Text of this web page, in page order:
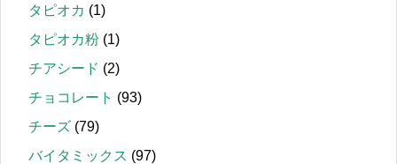
タピオカ (1)
タピオカ粉 (1)
チアシード (2)
チョコレート (93)
チーズ (79)
バイタミックス (97)